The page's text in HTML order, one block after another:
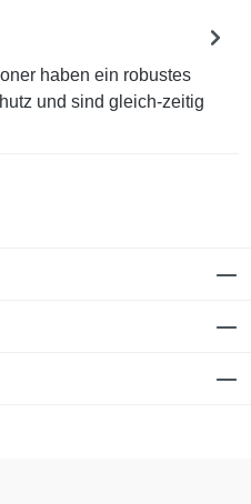
haben ein robustes
und sind gleich-zeitig